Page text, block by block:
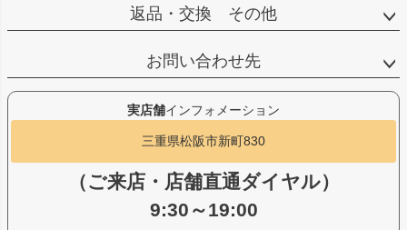
返品・交換 その他
お問い合わせ先
実店舗インフォメーション
三重県松阪市新町830
（ご来店・店舗直通ダイヤル）
9:30～19:00